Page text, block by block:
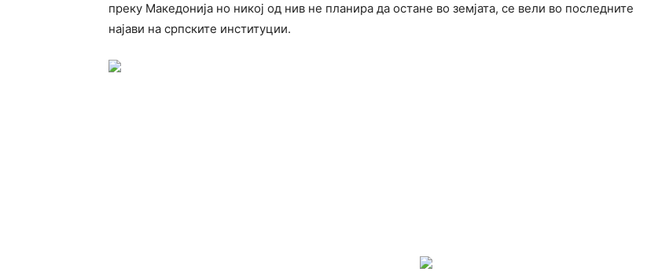
преку Македонија но никој од нив не планира да остане во земјата, се вели во последните
најави на српските институции.